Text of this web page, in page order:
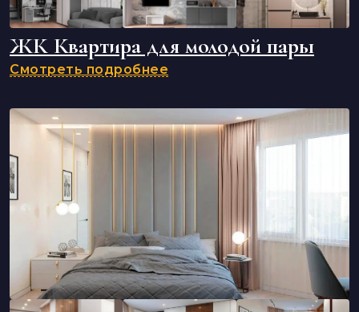
ЖК Квартира для молодой пары
Смотреть подробнее